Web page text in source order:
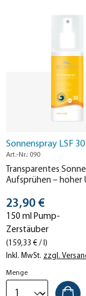
Sonnenspray LSF 30
Art.-Nr.: 090
Transparentes
Aufsprühen – hoher
seidige Haut in einem.
Stückpreis
23,90 €
150 ml Pump-
Zerstäuber
(159,33 € / l)
Inkl. MwSt. zzgl.
Menge